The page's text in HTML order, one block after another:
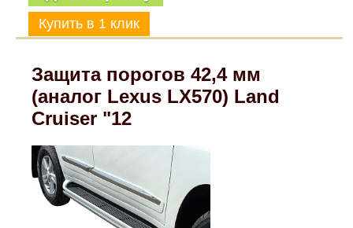
Защита порогов 42,4 мм
(аналог Lexus LX570) Land
Cruiser "12
Mercedes-Benz
Opel
Renault
Suzuki